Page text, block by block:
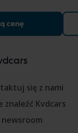
cenę
się z nami
znaleźć Kvdcars
newsroom